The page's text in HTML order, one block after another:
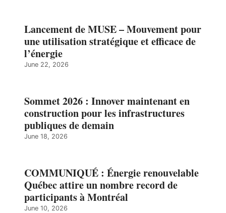
Lancement de MUSE – Mouvement pour
une utilisation stratégique et efficace de
l’énergie
June 22, 2026
Sommet 2026 : Innover maintenant en
construction pour les infrastructures
publiques de demain
June 18, 2026
COMMUNIQUÉ : Énergie renouvelable
Québec attire un nombre record de
participants à Montréal
June 10, 2026